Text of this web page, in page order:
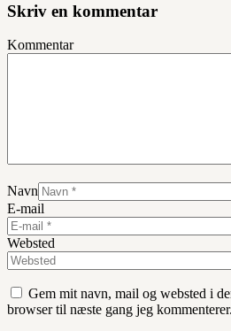
Skriv en kommentar
Kommentar
Navn
E-mail
Websted
Gem mit navn, mail og websted i
browser til næste gang jeg kommenterer.